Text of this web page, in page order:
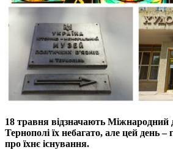
18 травня відзначають Міжнародний
Тернополі їх небагато, але цей день –
про їхнє існування.